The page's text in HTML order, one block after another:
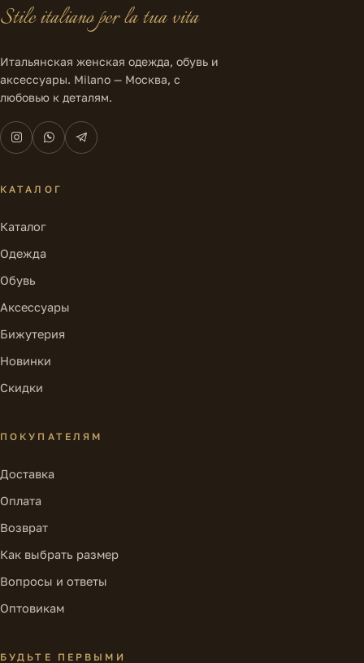
Stile italiano per la tua vita
Итальянская женская одежда, обувь и
аксессуары. Milano — Москва, с
любовью к деталям.
КАТАЛОГ
Каталог
Одежда
Обувь
Аксессуары
Бижутерия
Новинки
Скидки
ПОКУПАТЕЛЯМ
Доставка
Оплата
Возврат
Как выбрать размер
Вопросы и ответы
Оптовикам
БУДЬТЕ ПЕРВЫМИ